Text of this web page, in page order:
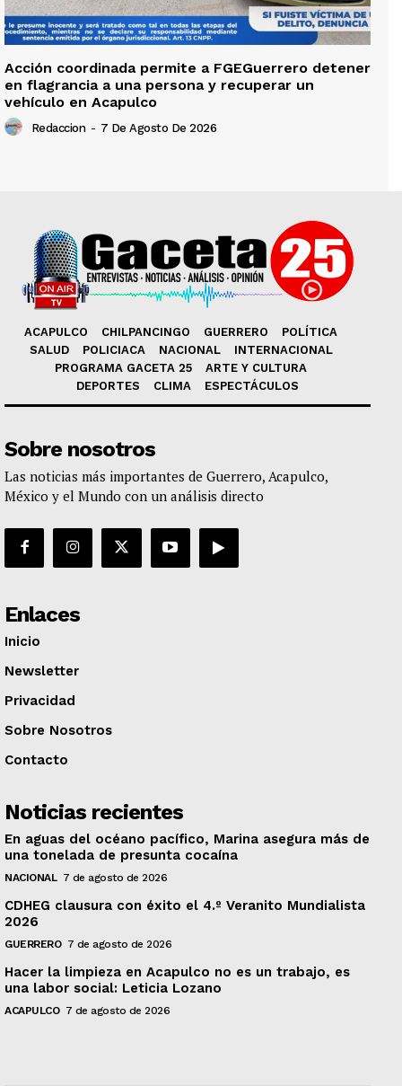
Acción coordinada permite a FGEGuerrero detener
en flagrancia a una persona y recuperar un
vehículo en Acapulco
Redaccion - 7 De Agosto De 2026
ACAPULCO CHILPANCINGO GUERRERO
POLÍTICA
SALUD
POLICIACA NACIONAL
INTERNACIONAL
PROGRAMA GACETA 25
ARTE Y CULTURA
DEPORTES
CLIMA ESPECTÁCULOS
Sobre nosotros
Las noticias más importantes de Guerrero, Acapulco,
México y el Mundo con un análisis directo
Enlaces
Inicio
Newsletter
Privacidad
Sobre Nosotros
Contacto
Noticias recientes
En aguas del océano pacífico, Marina asegura más de
una tonelada de presunta cocaína
NACIONAL 7 de agosto de 2026
CDHEG clausura con éxito el 4.º Veranito Mundialista
2026
GUERRERO 7 de agosto de 2026
Hacer la limpieza en Acapulco no es un trabajo, es
una labor social: Leticia Lozano
ACAPULCO 7 de agosto de 2026